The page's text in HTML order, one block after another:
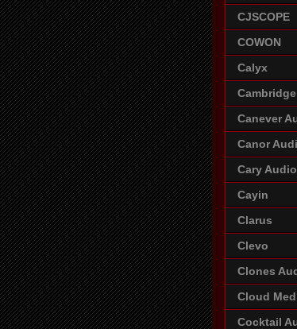
CJSCOPE
COWON
Calyx
Canever
Canor
Cary Audio
Cayin
Clarus
Clevo
Clones
Cloud
Cocktail